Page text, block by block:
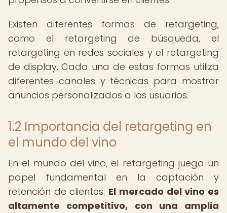
Existen diferentes formas de retargeting,
como el retargeting de búsqueda, el
retargeting en redes sociales y el retargeting
de display. Cada una de estas formas utiliza
diferentes canales y técnicas para mostrar
anuncios personalizados a los usuarios.
1.2 Importancia del retargeting en
el mundo del vino
En el mundo del vino, el retargeting juega un
papel fundamental en la captación y
retención de clientes. El mercado del vino es
altamente competitivo, con una amplia